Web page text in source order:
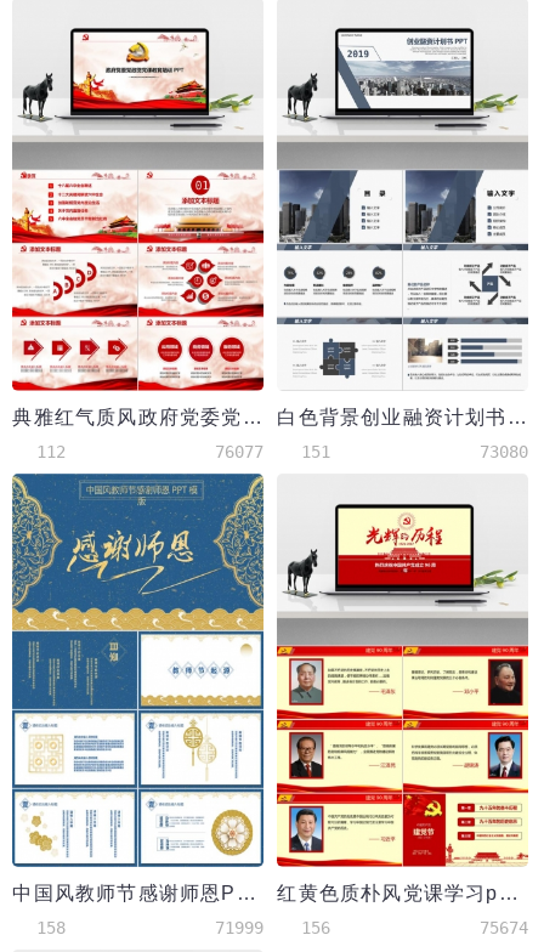
典雅红气质风政府党委党政教育培训PPT
112 76077
白色背景创业融资计划书PPT
151 73080
中国风教师节感谢师恩PPT模版
158 71999
红黄色质朴风党课学习ppt模板
156 75674